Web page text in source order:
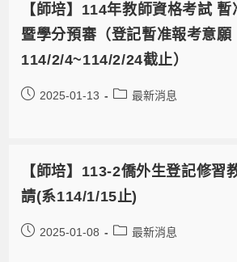
【師培】114年教師資格考試
暨學分預審（登記暫准報考意願
114/2/4~114/2/24截止）
2025-01-13 最新消息
【師培】113-2僑外生登記修習
請(系114/1/15止)
2025-01-08 最新消息